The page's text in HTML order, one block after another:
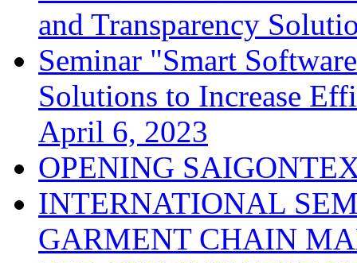
and Transparency
Seminar "Smart
Solutions to Increase
April 6, 2023
OPENING
INTERNATIONAL
GARMENT CHAIN